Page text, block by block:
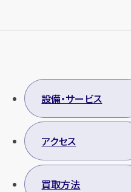
設備・サービス
アクセス
買取方法